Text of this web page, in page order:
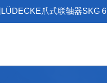
爪式联轴器SKG 6